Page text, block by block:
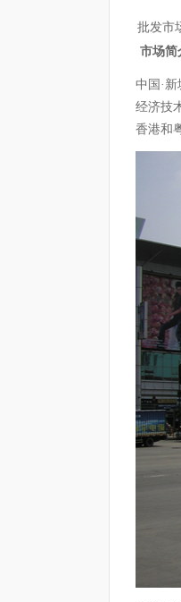
批发市
市场简
中国·
经济技
香港和